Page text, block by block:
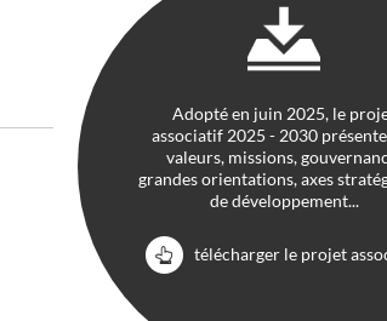
Adopté en juin 2025, le
associatif 2025 - 2030
valeurs, missions,
grandes orientations, axes
de développement...
télécharger le projet